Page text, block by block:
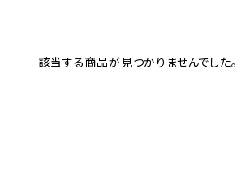
該当する商品が見つかりませんでした。